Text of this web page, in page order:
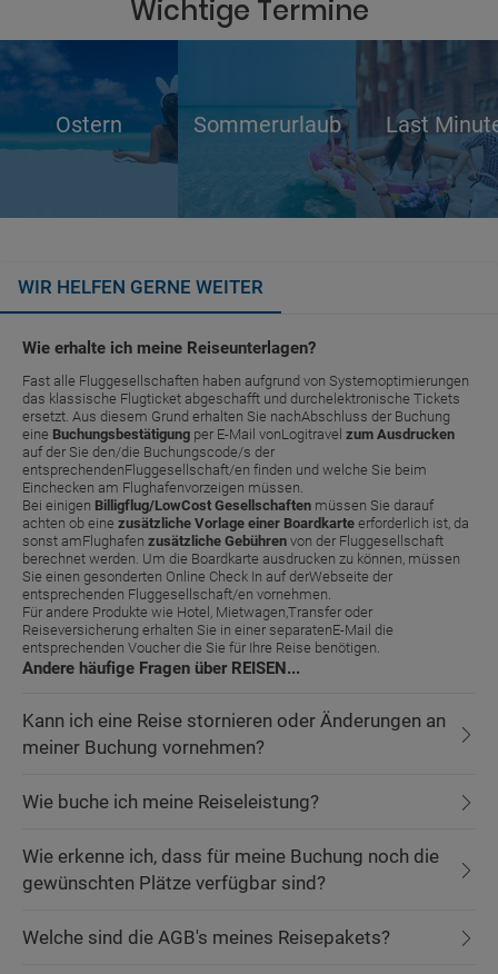
Wichtige Termine
Ostern Sommerurlaub Last
WIR HELFEN GERNE WEITER
Wie erhalte ich meine Reiseunterlagen?
Fast alle Fluggesellschaften haben aufgrund von Systemoptimierungen
das klassische Flugticket abgeschafft und durchelektronische Tickets
ersetzt. Aus diesem Grund erhalten Sie nachAbschluss der Buchung
eine Buchungsbestätigung per E-Mail vonLogitravel zum Ausdrucken
auf der Sie den/die Buchungscode/s der
entsprechendenFluggesellschaft/en finden und welche Sie beim
Einchecken am Flughafenvorzeigen müssen.
Bei einigen Billigflug/LowCost Gesellschaften müssen Sie darauf
achten ob eine zusätzliche Vorlage einer Boardkarte erforderlich ist, da
sonst amFlughafen zusätzliche Gebühren von der Fluggesellschaft
berechnet werden. Um die Boardkarte ausdrucken zu können, müssen
Sie einen gesonderten Online Check In auf derWebseite der
entsprechenden Fluggesellschaft/en vornehmen.
Für andere Produkte wie Hotel, Mietwagen,Transfer oder
Reiseversicherung erhalten Sie in einer separatenE-Mail die
entsprechenden Voucher die Sie für Ihre Reise benötigen.
Andere häufige Fragen über REISEN...
Kann ich eine Reise stornieren oder Änderungen an
meiner Buchung vornehmen?
Wie buche ich meine Reiseleistung?
Wie erkenne ich, dass für meine Buchung noch die
gewünschten Plätze verfügbar sind?
Welche sind die AGB's meines Reisepakets?